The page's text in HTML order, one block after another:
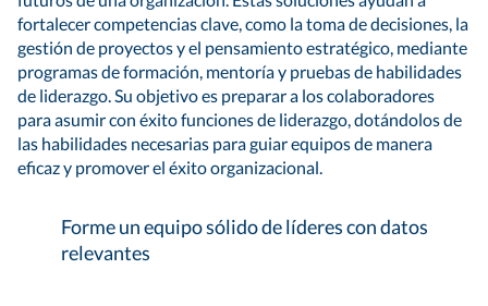
fortalecer competencias clave, como la toma de decisiones, la
gestión de proyectos y el pensamiento estratégico, mediante
programas de formación, mentoría y pruebas de habilidades
de liderazgo. Su objetivo es preparar a los colaboradores
para asumir con éxito funciones de liderazgo, dotándolos de
las habilidades necesarias para guiar equipos de manera
eficaz y promover el éxito organizacional.
Forme un equipo sólido de líderes con datos
relevantes